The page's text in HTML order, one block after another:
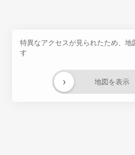
特異なアクセスが見られたため、地
す
地図を表示
›